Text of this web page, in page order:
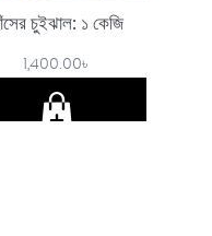
চুইঝাল: ১ কেজি
1,400.00৳